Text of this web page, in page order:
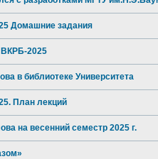
Домашние задания
ВКРБ-2025
в библиотеке Университета
План лекций
на весенний семестр 2025 г.